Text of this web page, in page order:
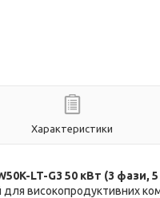
Характеристики
LT-G3 50 кВт (3 фази, 5
для високопродуктивних